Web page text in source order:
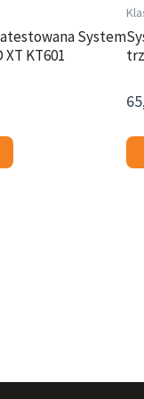
System
KT601